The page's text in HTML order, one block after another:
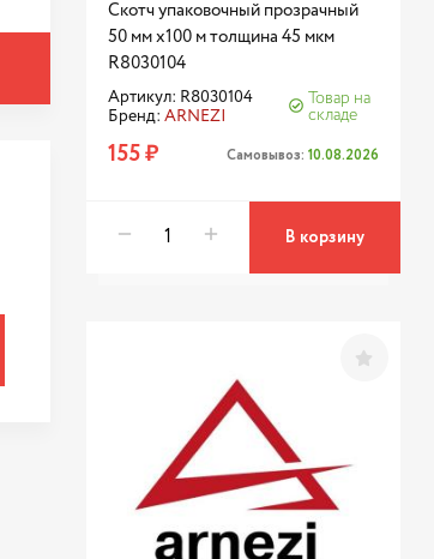
Скотч упаковочный прозрачный
50 мм x100 м толщина 45 мкм
R8030104
Артикул: R8030104
Бренд: ARNEZI
Товар на
складе
155 ₽ Самовывоз: 10.08.2026
В корзину